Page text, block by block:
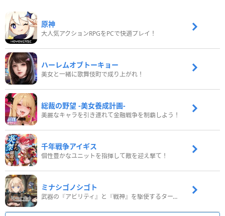
原神
大人気アクションRPGをPCで快適プレイ！
ハーレムオブトーキョー
美女と一緒に歌舞伎町で成り上がれ！
総裁の野望 -美女養成計画-
美麗なキャラを引き連れて金融戦争を制覇しよう！
千年戦争アイギス
個性豊かなユニットを指揮して敵を迎え撃て！
ミナシゴノシゴト
武器の『アビリティ』と『戦神』を駆使するターン制コマンドバトルRPG！